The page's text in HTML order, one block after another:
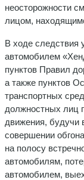
неосторожности
лицом,
В ходе следствия
автомобилем
пунктов Правил
а также пунктов
транспортных
должностных лиц
движения, будучи
совершении
на полосу
автомобилям,
автомобилем,